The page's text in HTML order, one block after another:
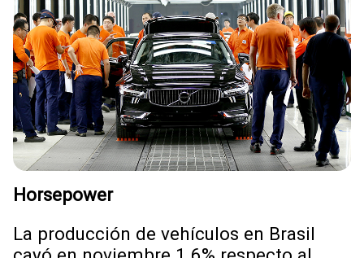
Horsepower
La producción de vehículos en Brasil